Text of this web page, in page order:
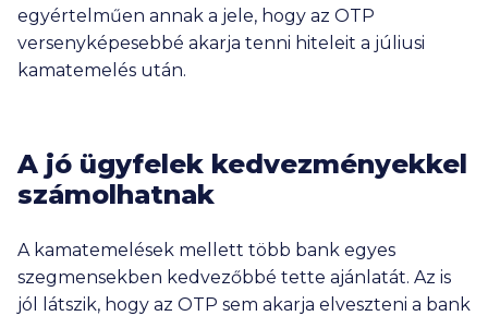
egyértelműen annak a jele, hogy az OTP
versenyképesebbé akarja tenni hiteleit a júliusi
kamatemelés után.
A jó ügyfelek kedvezményekkel
számolhatnak
A kamatemelések mellett több bank egyes
szegmensekben kedvezőbbé tette ajánlatát. Az is
jól látszik, hogy az OTP sem akarja elveszteni a bank